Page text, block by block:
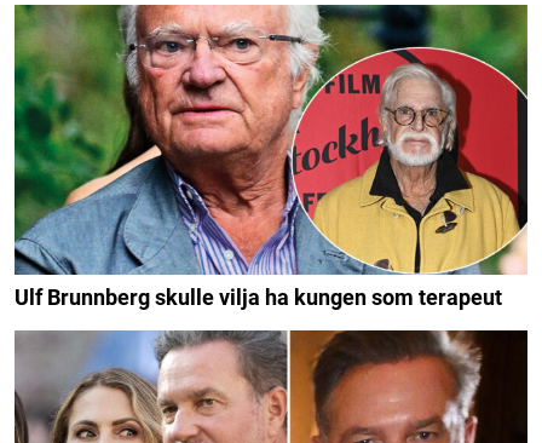
Ulf Brunnberg skulle vilja ha kungen som terapeut